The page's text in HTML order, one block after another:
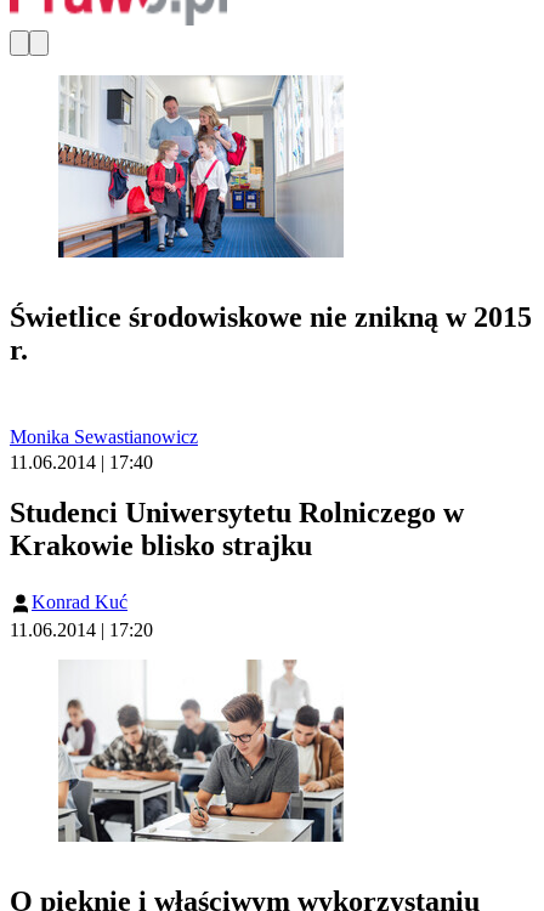
Świetlice środowiskowe nie znikną w 2015
r.
Monika Sewastianowicz
11.06.2014 | 17:40
Studenci Uniwersytetu Rolniczego w
Krakowie blisko strajku
Konrad Kuć
11.06.2014 | 17:20
O pięknie i właściwym wykorzystaniu